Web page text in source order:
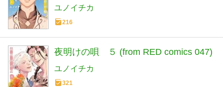
ユノイチカ
216
夜明けの唄 ５ (from RED comics 047)
ユノイチカ
321